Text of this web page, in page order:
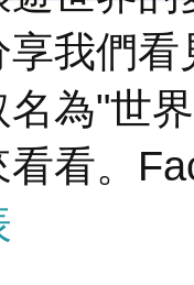
我們
為"世
看。